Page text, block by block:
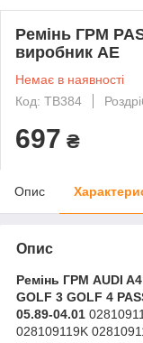
Ремінь ГРМ
виробник AE
Немає в наявності
Код: TB384
697 ₴
Опис
Опис
Ремінь ГРМ AUDI
GOLF 3 GOLF 4
05.89-04.01
028109119K